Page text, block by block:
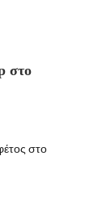
στο
στο